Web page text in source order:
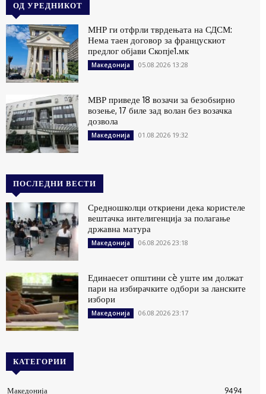
ОД УРЕДНИКОТ
МНР ги отфрли тврдењата на СДСМ:
Нема таен договор за францускиот
предлог објави Скопје1.мк
Македонија 05.08.2026 13:28
МВР приведе 18 возачи за безобѕирно
возење, 17 биле зад волан без возачка
дозвола
Македонија 01.08.2026 19:32
ПОСЛЕДНИ ВЕСТИ
Средношколци откриени дека користеле
вештачка интелигенција за полагање
државна матура
Македонија 06.08.2026 23:18
Единаесет општини сè уште им должат
пари на избирачките одбори за ланските
избори
Македонија 06.08.2026 23:17
КАТЕГОРИИ
Македонија 9494